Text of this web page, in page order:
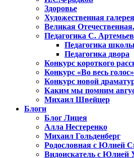
Здоровье
Художественная
Великая
Педагогика С.
Педагогика школы
Педагогика двора
Конкурс короткого
Конкурс «Во весь голос»
Конкурс новой
Каким мы помним
Михаил Швейцер
Блоги
Блог Лицея
Алла Нестеренко
Михаил Гольденберг
Родословная с Юлией
Видоискатель с